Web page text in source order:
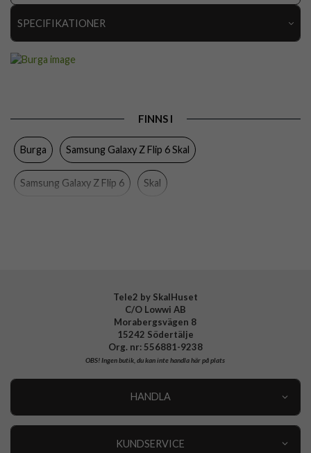
SPECIFIKATIONER
Material Hårdplast (PC), Mjukplast (TPU)
FINNS I
Burga Samsung Galaxy Z Flip 6 Skal
Samsung Galaxy Z Flip 6 Skal
Tele2 by SkalHuset
C/O Lowwi AB
Morabergsvägen 8
15242 Södertälje
Org. nr: 556881-9238
OBS!Ingen butik, du kan inte handla här på plats
HANDLA
KUNDSERVICE